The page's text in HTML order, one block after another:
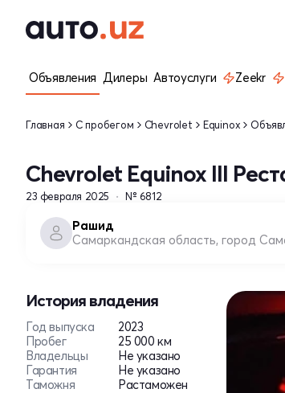
Объявления Дилеры Автоуслуги Zeekr
Главная С пробегом Chevrolet Equinox
Chevrolet Equinox III
23 февраля 2025 № 6812
Рашид
История владения
Год выпуска
2023
Пробег
25 000 км
Владельцы
Не указано
Гарантия
Не указано
Таможня
Растаможен